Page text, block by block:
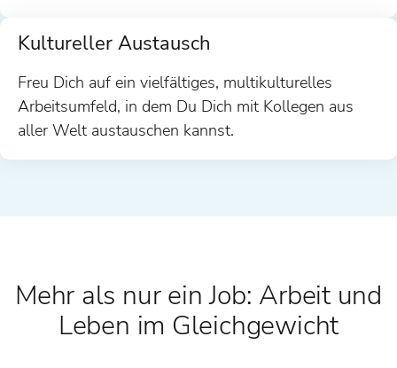
Kultureller Austausch
Freu Dich auf ein vielfältiges, multikulturelles
Arbeitsumfeld, in dem Du Dich mit Kollegen aus
aller Welt austauschen kannst.
Mehr als nur ein Job: Arbeit und
Leben im Gleichgewicht